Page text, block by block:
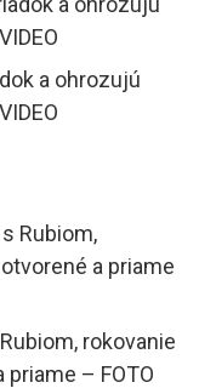
a ohrozujú
rokovanie
– FOTO